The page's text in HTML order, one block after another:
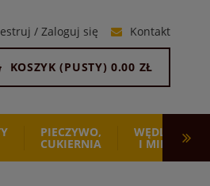
/ Zaloguj się Kontakt
KOSZYK (PUSTY)0.00 ZŁ
PIECZYWO,
CUKIERNIA
WĘDLINY
I MIĘSO